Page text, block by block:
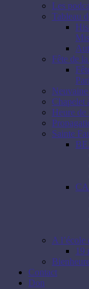
Les
Tableau
Fête de
Chapelet
Heure
Sainte
A l’école
19
Contact
Don